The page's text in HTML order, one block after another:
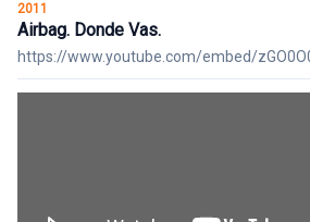
2011
Airbag. Donde Vas.
https://www.youtube.com/embed/